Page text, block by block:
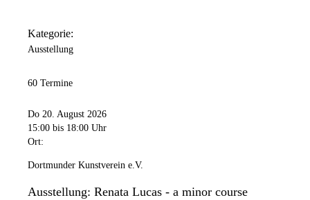
Kategorie:
Ausstellung
60 Termine
Do 20. August 2026
15:00 bis 18:00 Uhr
Ort:
Dortmunder Kunstverein e.V.
Ausstellung: Renata Lucas - a minor course